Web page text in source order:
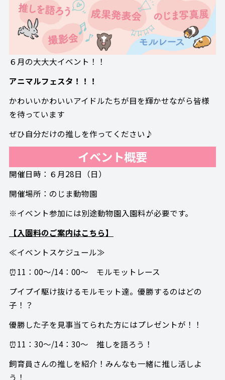
６月の大大大イベント！！
アニマルフェスタ！！！
かわいいかわいいアイドルたちが目を輝かせながら皆様
を待っています
ぜひ自分だけの推しを作ってください♪
イベント概要
開催日時：６月28日（日）
開催場所：のじま動物園
※イベント参加には別途動物園入園料が必要です。
【入園料のご案内はこちら】
≪イベントスケジュール≫
⏰11：00～/14：00～ モルモットレース
プイプイ駆け抜けるモルモット達。優勝するのはどの
子！？
優勝した子を見事当てられた方にはプレゼントが！！
⏰11：30～/14：30～ 推しを語ろう！
飼育員さんの推しを紹介！みんなも一緒に推し活しよ
う！